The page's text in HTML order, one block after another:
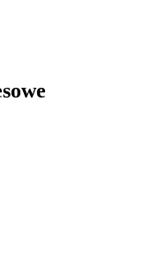
karcie
w nowej karcie
w nowej karcie
karcie